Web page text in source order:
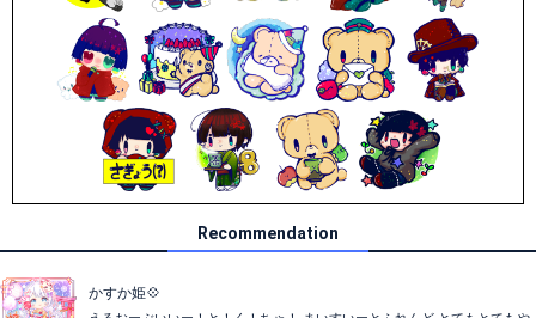
Recommendation
かすか姫💠